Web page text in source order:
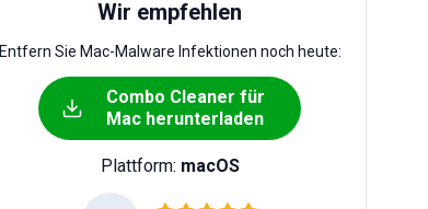
Wir empfehlen
Entfern Sie Mac-Malware Infektionen noch heute:
Combo Cleaner für
Mac herunterladen
Plattform: macOS